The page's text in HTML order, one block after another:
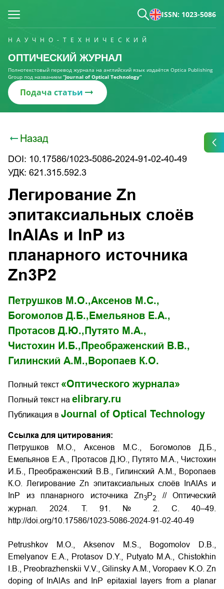
ISSN: 1023-5086
НАУЧНО-ТЕХНИЧЕСКИЙ
ОПТИЧЕСКИЙ ЖУРНАЛ
Полнотекстовый перевод журнала на английский язык издаётся Optica Publishing
Group под названием “Journal of Optical Technology“
Подача статьи
Назад
DOI: 10.17586/1023-5086-2024-91-02-40-49
УДК: 621.315.592.3
Легирование Zn
эпитаксиальных слоёв
InAlAs и InP из
планарного источника
Zn3P2
Петрушков М.О.,Аксенов М.С.,
Богомолов Д.Б., Емельянов Е.А.,
Протасов Д.Ю., Путято М.А.,
Чистохин И.Б., Преображенский В.В.,
Гилинский А.М., Воропаев К.О.
Полный текст «Оптического журнала»
Полный текст на elibrary.ru
Публикация в Journal of Optical Technology
Ссылка для цитирования:
Петрушков М.О., Аксенов М.С., Богомолов Д.Б.,
Емельянов Е.А., Протасов Д.Ю., Путято М.А., Чистохин
И.Б., Преображенский В.В., Гилинский А.М., Воропаев
К.О. Легирование Zn эпитаксиальных слоёв InAlAs и
InP из планарного источника Zn3P2 // Оптический
журнал. 2024. Т. 91. № 2. С . 40–49.
http://doi.org/10.17586/1023-5086-2024-91-02-40-49
Petrushkov M. О ., Aksenov M.S., Bogomolov D.B.,
Emelyanov E.A., Protasov D.Y., Putyato M.A., Chistokhin
I.B., Preobrazhenskii V.V., Gilinsky A.M., Voropaev K.O. Zn
doping of InAlAs and InP epitaxial layers from a planar